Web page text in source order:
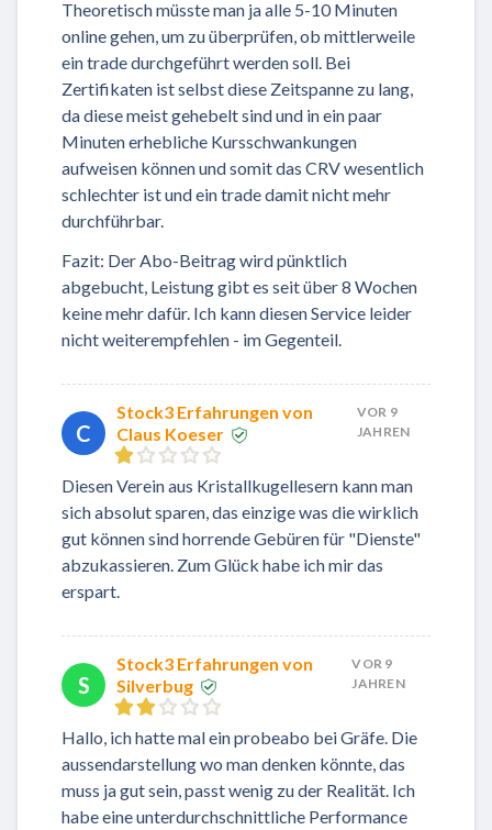
Theoretisch müsste man ja alle 5-10 Minuten
online gehen, um zu überprüfen, ob mittlerweile
ein trade durchgeführt werden soll. Bei
Zertifikaten ist selbst diese Zeitspanne zu lang,
da diese meist gehebelt sind und in ein paar
Minuten erhebliche Kursschwankungen
aufweisen können und somit das CRV wesentlich
schlechter ist und ein trade damit nicht mehr
durchführbar.
Fazit: Der Abo-Beitrag wird pünktlich
abgebucht, Leistung gibt es seit über 8 Wochen
keine mehr dafür. Ich kann diesen Service leider
nicht weiterempfehlen - im Gegenteil.
C
Stock3 Erfahrungen von
Claus Koeser
VOR 9
JAHREN
Diesen Verein aus Kristallkugellesern kann man
sich absolut sparen, das einzige was die wirklich
gut können sind horrende Gebüren für "Dienste"
abzukassieren. Zum Glück habe ich mir das
erspart.
S
Stock3 Erfahrungen von
Silverbug
VOR 9
JAHREN
Hallo, ich hatte mal ein probeabo bei Gräfe. Die
aussendarstellung wo man denken könnte, das
muss ja gut sein, passt wenig zu der Realität. Ich
habe eine unterdurchschnittliche Performance